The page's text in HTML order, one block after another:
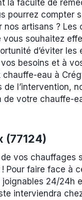
la faculté de
pourrez compter
artisans ?
souhaitez
d’éviter
besoins et à
eau à
l’intervention,
votre chauffe-
(77124)
vos chauffages
Pour faire face à
24/24h
interviendra